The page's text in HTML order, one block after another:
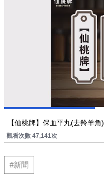
【仙桃牌】保血平丸(去羚羊角)
觀看次數 47,141次
#新聞